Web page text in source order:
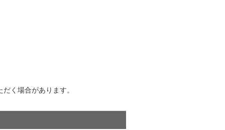
く場合があります。